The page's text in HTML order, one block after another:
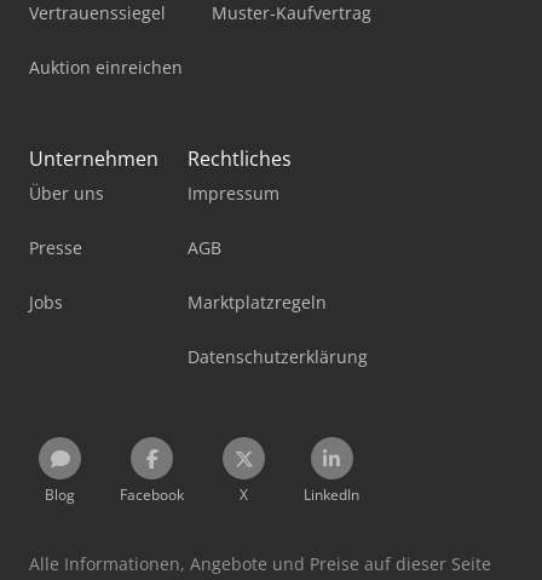
Vertrauenssiegel
Auktion einreichen
Muster-Kaufvertrag
Unternehmen
Über uns
Presse
Jobs
Rechtliches
Impressum
AGB
Marktplatzregeln
Datenschutzerklärung
Blog Facebook X LinkedIn
Alle Informationen, Angebote und Preise auf dieser Seite